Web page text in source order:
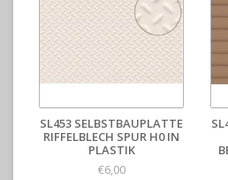
SL453 SELBSTBAUPLATTE
RIFFELBLECH SPUR H0 IN
PLASTIK
€6,00